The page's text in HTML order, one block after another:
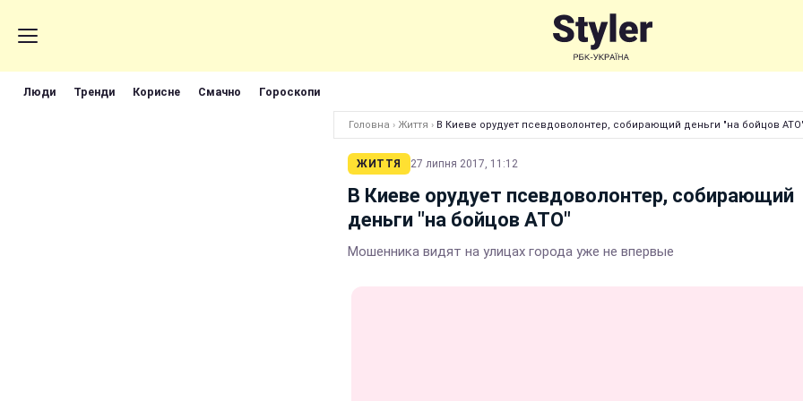
Люди Тренди Корисне Смачно Гороскопи
Головна › Життя › В Киеве орудует псевдоволонтер, собирающий деньги "на бойцов АТО"
ЖИТТЯ 27 липня 2017, 11:12
В Киеве орудует псевдоволонтер, собирающий
деньги "на бойцов АТО"
Мошенника видят на улицах города уже не впервые